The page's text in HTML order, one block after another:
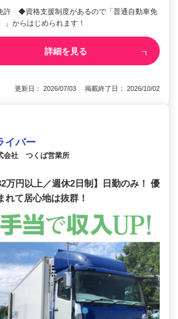
許 ◆資格支援制度があるので「普通自動車免
」からはじめられます！
詳細を見る
更新日： 2026/07/03 掲載終了日： 2026/10/02
イバー
会社 つくば営業所
万円以上／週休2日制】日勤のみ！ 優
れて居心地は抜群！